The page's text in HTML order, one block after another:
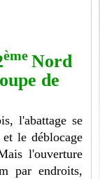
ème Nord
de
l'abattage se
le déblocage
l'ouverture
par endroits,